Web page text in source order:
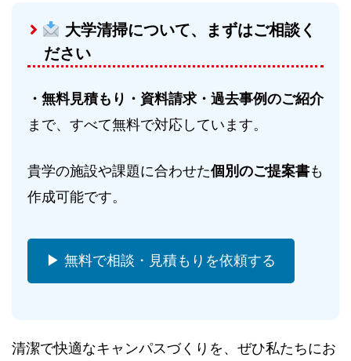
大学清掃について、まずはご相談く
ださい
・無料見積もり・資料請求・過去事例のご紹介
まで、すべて無料で対応しています。
貴学の施設や課題に合わせた個別のご提案書も
作成可能です。
▶ 無料で相談・見積もりを依頼する
清潔で快適なキャンパスづくりを、ぜひ私たちにお